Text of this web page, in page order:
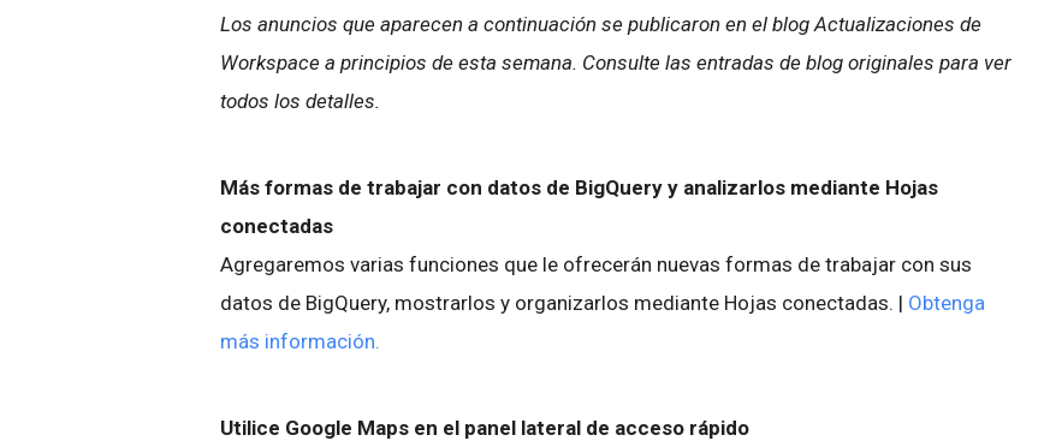
Los anuncios que aparecen a continuación se publicaron en el blog Actualizaciones de
Workspace a principios de esta semana. Consulte las entradas de blog originales para ver
todos los detalles.
Más formas de trabajar con datos de BigQuery y analizarlos mediante Hojas
conectadas
Agregaremos varias funciones que le ofrecerán nuevas formas de trabajar con sus
datos de BigQuery, mostrarlos y organizarlos mediante Hojas conectadas. | Obtenga
más información.
Utilice Google Maps en el panel lateral de acceso rápido